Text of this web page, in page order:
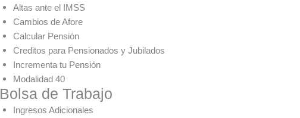
Altas ante el IMSS
Cambios de Afore
Calcular Pensión
Creditos para Pensionados y Jubilados
Incrementa tu Pensión
Modalidad 40
Bolsa de Trabajo
Ingresos Adicionales